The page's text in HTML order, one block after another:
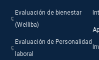
Evaluación de bienestar
(Welliba)
Evaluación de Personalidad
laboral